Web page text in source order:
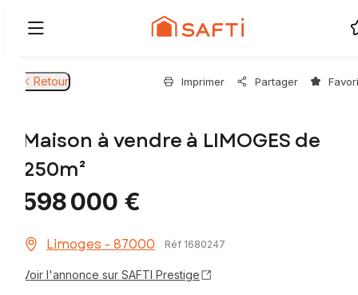
Retour Imprimer Partager
Maison à vendre à LIMOGES de
250m²
598 000 €
Limoges - 87000 Réf 1680247
Voir l'annonce sur SAFTI Prestige